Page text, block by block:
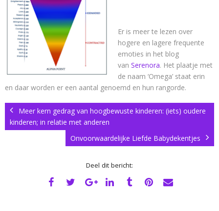
Er is meer te lezen over
hogere en lagere frequente
emoties in het blog
van Serenora. Het plaatje met
de naam ‘Omega’ staat erin
en daar worden er een aantal genoemd en hun rangorde.
Meer kern gedrag van hoogbewuste kinderen: (iets) oudere
kinderen; in relatie met anderen
Onvoorwaardelijke Liefde Babydekentjes
Deel dit bericht: